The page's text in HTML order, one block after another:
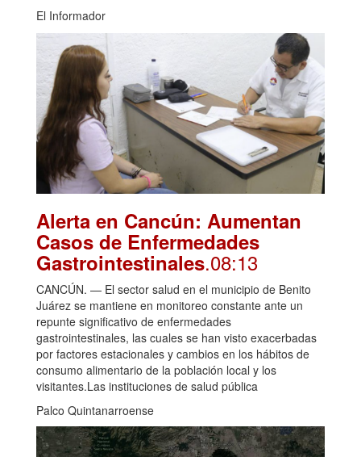
El Informador
Alerta en Cancún: Aumentan
Casos de Enfermedades
Gastrointestinales.08:13
CANCÚN. — El sector salud en el municipio de Benito
Juárez se mantiene en monitoreo constante ante un
repunte significativo de enfermedades
gastrointestinales, las cuales se han visto exacerbadas
por factores estacionales y cambios en los hábitos de
consumo alimentario de la población local y los
visitantes.Las instituciones de salud pública
Palco Quintanarroense